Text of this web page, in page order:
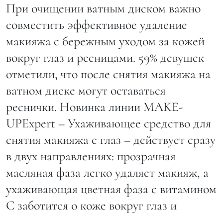
При очищении ватным диском важно
совместить эффективное удаление
макияжа с бережным уходом за кожей
вокруг глаз и ресницами. 59% девушек
отметили, что после снятия макияжа на
ватном диске могут оставаться
реснички. Новинка линии MAKE-
UPExpert – Ухаживающее средство для
снятия макияжа с глаз – действует сразу
в двух направлениях: прозрачная
масляная фаза легко удаляет макияж, а
ухаживающая цветная фаза с витамином
С заботится о коже вокруг глаз и